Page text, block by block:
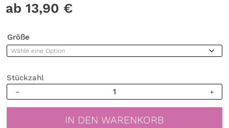
13,90 €
Größe
Stückzahl
Fensterbild
IN DEN WARENKORB